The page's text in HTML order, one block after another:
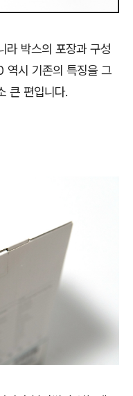
라 박스의 포장과 구성
역시 기존의 특징을 그
큰 편입니다.